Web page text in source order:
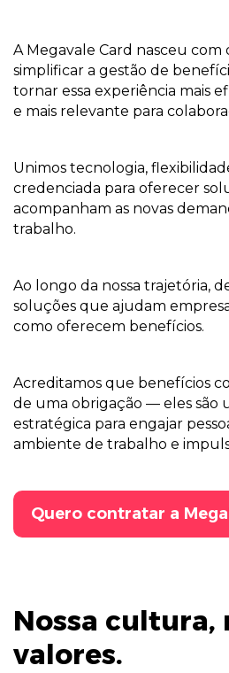
A Megavale Card nasceu com
simplificar a gestão de
tornar essa experiência mais
e mais relevante para
Unimos tecnologia,
credenciada para oferecer
acompanham as novas
trabalho.
Ao longo da nossa trajetória,
soluções que ajudam
como oferecem benefícios.
Acreditamos que benefícios
de uma obrigação — eles são
estratégica para engajar
ambiente de trabalho e
Quero contratar a
Nossa cultura,
valores.